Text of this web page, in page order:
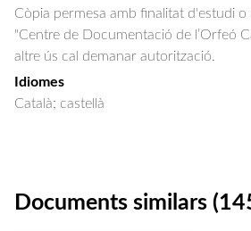
Còpia permesa amb finalitat d'estudi
"Centre de Documentació de l’Orfeó
altre ús cal demanar autorització.
Idiomes
Català; castellà
Documents similars